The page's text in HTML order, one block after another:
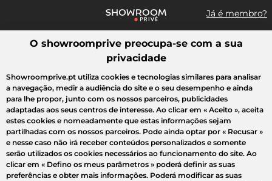
Já é membro?
Pesquisar uma marca, um artigo, uma venda...
Todas as vendas Moda Desporto Casa Criança Beleza
O showroomprive preocupa-se com a sua
privacidade
Showroomprive.pt utiliza cookies e tecnologias similares para analisar
a navegação, medir a audiência do site e o seu desempenho e ainda
para lhe propor, junto com os nossos parceiros, publicidades
adaptadas aos seus centros de interesse. Ao clicar em « Aceito », aceita
estes cookies e nomeadamente que estas informações sejam
partilhadas com os nossos parceiros. Pode ainda optar por « Recusar »
e nesse caso não irá receber conteúdos personalizados e somente
serão utilizados os cookies necessários ao funcionamento do site. Ao
clicar em « Defino os meus parâmetros » poderá definir as suas
preferências e obter mais informações. Poderá modificar as suas